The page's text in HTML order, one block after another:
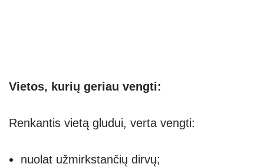
Vietos, kurių geriau vengti:
Renkantis vietą gludui, verta vengti:
nuolat užmirkstančių dirvų;